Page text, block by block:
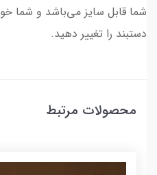
شما قابل سایز می‌باشد و شما
دستبند را تغییر دهید.
محصولات مرتبط